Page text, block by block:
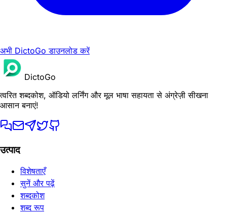
अभी DictoGo डाउनलोड करें
DictoGo
त्वरित शब्दकोश, ऑडियो लर्निंग और मूल भाषा सहायता से अंग्रेज़ी सीखना
आसान बनाएं!
उत्पाद
विशेषताएँ
सुनें और पढ़ें
शब्दकोश
शब्द रूप